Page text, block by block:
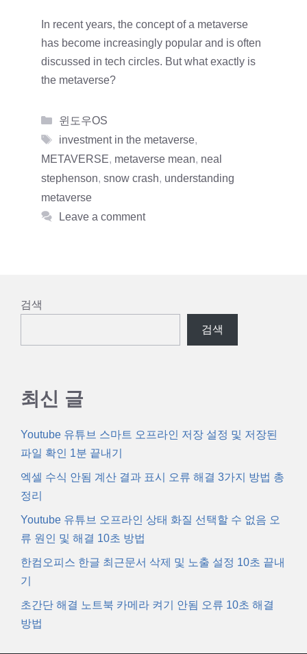
In recent years, the concept of a metaverse
has become increasingly popular and is often
discussed in tech circles. But what exactly is
the metaverse?
Categories
윈도우OS
Tags
investment in the metaverse,
METAVERSE, metaverse mean, neal
stephenson, snow crash, understanding
metaverse
Leave a comment
검색
검색
최신 글
Youtube 유튜브 스마트 오프라인 저장 설정 및 저장된
파일 확인 1분 끝내기
엑셀 수식 안됨 계산 결과 표시 오류 해결 3가지 방법 총
정리
Youtube 유튜브 오프라인 상태 화질 선택할 수 없음 오
류 원인 및 해결 10초 방법
한컴오피스 한글 최근문서 삭제 및 노출 설정 10초 끝내
기
초간단 해결 노트북 카메라 켜기 안됨 오류 10초 해결
방법